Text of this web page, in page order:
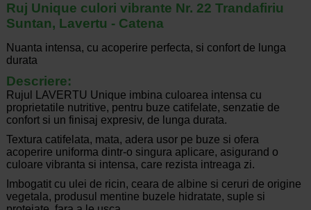
Ruj Unique culori vibrante Nr. 22 Trandafiriu
Suntan, Lavertu - Catena
Nuanta intensa, cu acoperire perfecta, si confort de lunga
durata
Descriere:
Rujul LAVERTU Unique imbina culoarea intensa cu
proprietatile nutritive, pentru buze catifelate, senzatie de
confort si un finisaj expresiv, de lunga durata.
Textura catifelata, mata, adera usor pe buze si ofera
acoperire uniforma dintr-o singura aplicare, asigurand o
culoare vibranta si intensa, care rezista intreaga zi.
Imbogatit cu ulei de ricin, ceara de albine si ceruri de origine
vegetala, produsul mentine buzele hidratate, suple si